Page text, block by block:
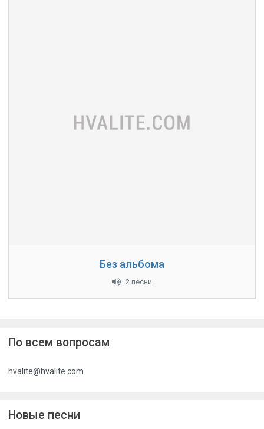
Без альбома
2 песни
По всем вопросам
hvalite@hvalite.com
Новые песни